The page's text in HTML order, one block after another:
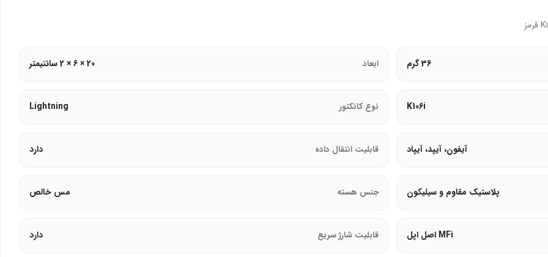
انتظار را کاهش می‌دهد و بهره‌وری را افزایش می‌دهد.
بالا را پشتیبانی می‌کند و کارایی را افزایش می‌دهد.
36 گرم ابعاد 20 × 6 × 2 سانتیمتر
K106i نوع کانکتور Lightning
آیفون، آیپد، آیپاد قابلیت انتقال داده دارد
پلاستیک مقاوم و سیلیکون جنس هسته مس خالص
MFi اصل اپل قابلیت شارژ سریع دارد